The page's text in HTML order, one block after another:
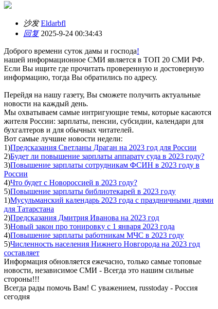
沙发Eldarbfl
回复2025-9-24 00:34:43
Доброго времени суток дамы и господа!
нашей информационное СМИ является в ТОП 20 СМИ РФ.
Если Вы ищите где прочитать проверенную и достоверную
информацию, тогда Вы обратились по адресу.
Перейдя на нашу газету, Вы сможете получить актуальные
новости на каждый день.
Мы охватываем самые интригующие темы, которые касаются
жителя России: зарплаты, пенсии, субсидии, календари для
бухгалтеров и для обычных читателей.
Вот самые лучшие новости недели:
1)Предсказания Светланы Драган на 2023 год для России
2)Будет ли повышение зарплаты аппарату суда в 2023 году?
3)Повышение зарплаты сотрудникам ФСИН в 2023 году в
России
4)Что будет с Новороссией в 2023 году?
5)Повышение зарплаты библиотекарей в 2023 году
1)Мусульманский календарь 2023 года с праздничными днями
для Татарстана
2)Предсказания Дмитрия Иванова на 2023 год
3)Новый закон про тонировку с 1 января 2023 года
4)Повышение зарплаты работникам МЧС в 2023 году
5)Численность населения Нижнего Новгорода на 2023 год
составляет
Информация обновляется ежечасно, только самые топовые
новости, независимое СМИ - Всегда это нашим сильные
стороны!!!
Всегда рады помочь Вам! С уважением, russtoday - Россия
сегодня